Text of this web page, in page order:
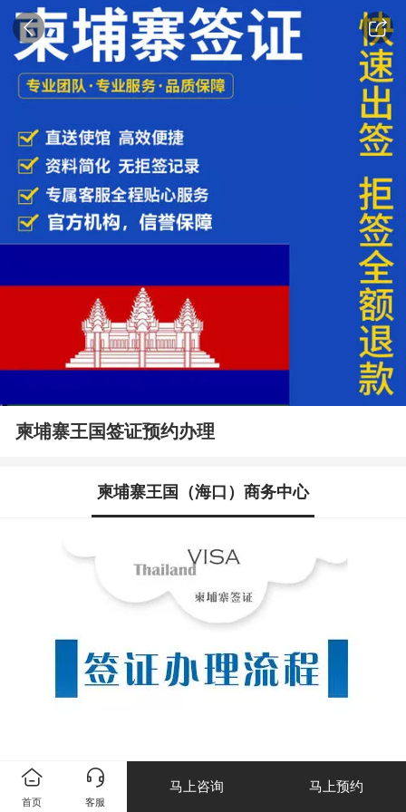
柬埔寨王国签证预约办理
柬埔寨王国（海口）商务中心
确定领区
首页 客服
马上咨询 马上预约